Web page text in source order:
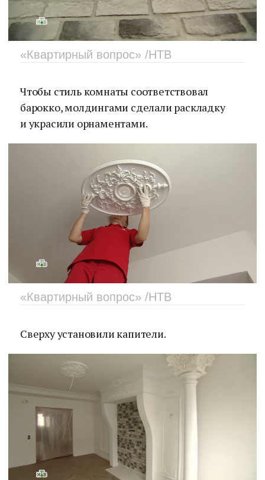
«Квартирный вопрос» /НТВ
Чтобы стиль комнаты соответствовал
барокко, молдингами сделали раскладку
и украсили орнаментами.
«Квартирный вопрос» /НТВ
Сверху установили капители.